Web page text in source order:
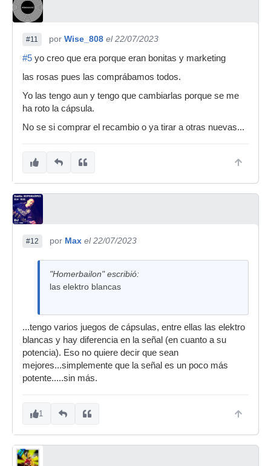
#11 por Wise_808 el 22/07/2023
#5 yo creo que era porque eran bonitas y marketing
las rosas pues las comprábamos todos.
Yo las tengo aun y tengo que cambiarlas porque se me
ha roto la cápsula.
No se si comprar el recambio o ya tirar a otras nuevas...
#12 por Max el 22/07/2023
"Homerbailon" escribió:
las elektro blancas
...tengo varios juegos de cápsulas, entre ellas las elektro
blancas y hay diferencia en la señal (en cuanto a su
potencia). Eso no quiere decir que sean
mejores...simplemente que la señal es un poco más
potente.....sin más.
1